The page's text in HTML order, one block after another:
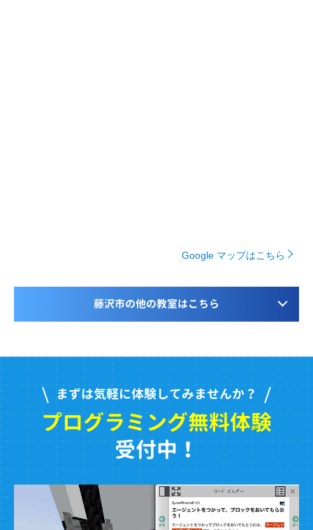
Google マップはこちら
藤沢市の他の教室はこちら
まずは気軽に体験してみませんか？
プログラミング無料体験
受付中！